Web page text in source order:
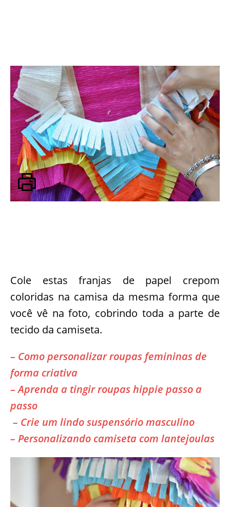
Cole estas franjas de papel crepom
coloridas na camisa da mesma forma que
você vê na foto, cobrindo toda a parte de
tecido da camiseta.
– Como personalizar roupas femininas de
forma criativa
– Aprenda a tingir roupas hippie passo a
passo
– Crie um lindo suspensório masculino
– Personalizando camiseta com lantejoulas